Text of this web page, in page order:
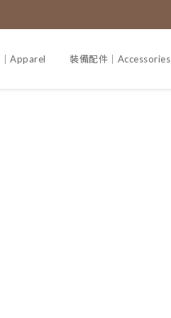
Apparel 裝備配件｜Accessories